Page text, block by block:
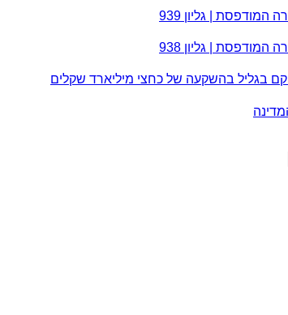
| גליון 939
| גליון 938
בגליל בהשקעה של כחצי מיליארד שקלים